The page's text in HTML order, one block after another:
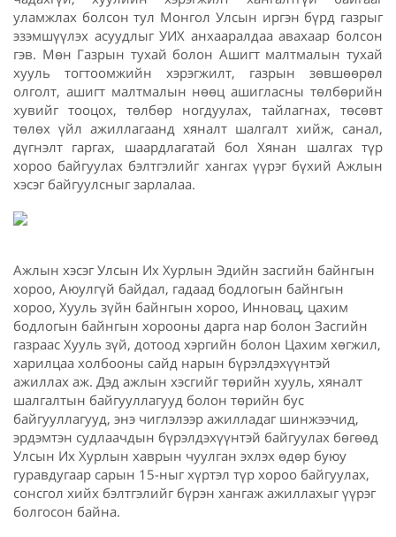
уламжлах болсон тул Монгол Улсын иргэн бүрд газрыг
эзэмшүүлэх асуудлыг УИХ анхааралдаа авахаар болсон
гэв. Мөн Газрын тухай болон Ашигт малтмалын тухай
хууль тогтоомжийн хэрэгжилт, газрын зөвшөөрөл
олголт, ашигт малтмалын нөөц ашигласны төлбөрийн
хувийг тооцох, төлбөр ногдуулах, тайлагнах, төсөвт
төлөх үйл ажиллагаанд хяналт шалгалт хийж, санал,
дүгнэлт гаргах, шаардлагатай бол Хянан шалгах түр
хороо байгуулах бэлтгэлийг хангах үүрэг бүхий Ажлын
хэсэг байгуулсныг зарлалаа.
Ажлын хэсэг Улсын Их Хурлын Эдийн засгийн байнгын
хороо, Аюулгүй байдал, гадаад бодлогын байнгын
хороо, Хууль зүйн байнгын хороо, Инновац, цахим
бодлогын байнгын хорооны дарга нар болон Засгийн
газраас Хууль зүй, дотоод хэргийн болон Цахим хөгжил,
харилцаа холбооны сайд нарын бүрэлдэхүүнтэй
ажиллах аж. Дэд ажлын хэсгийг төрийн хууль, хяналт
шалгалтын байгууллагууд болон төрийн бус
байгууллагууд, энэ чиглэлээр ажилладаг шинжээчид,
эрдэмтэн судлаачдын бүрэлдэхүүнтэй байгуулах бөгөөд
Улсын Их Хурлын хаврын чуулган эхлэх өдөр буюу
гуравдугаар сарын 15-ныг хүртэл түр хороо байгуулах,
сонсгол хийх бэлтгэлийг бүрэн хангаж ажиллахыг үүрэг
болгосон байна.